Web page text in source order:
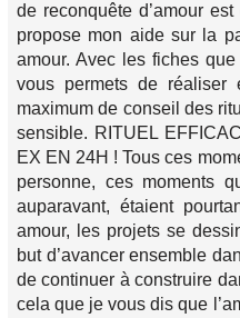
de reconquête d’amour
propose mon aide sur la
amour. Avec les fiches
vous permets de
maximum de conseil des
sensible. RITUEL
EX EN 24H ! Tous ces
personne, ces moments
auparavant, étaient
amour, les projets se
but d’avancer ensemble
de continuer à construire
cela que je vous dis que